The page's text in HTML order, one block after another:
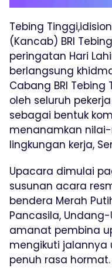
Tebing
(Kancab) BRI
peringatan Hari
berlangsung
Cabang BRI
oleh seluruh
sebagai bentuk
menanamkan
lingkungan kerja,
Upacara dimulai
susunan acara
bendera Merah
Pancasila,
amanat pembina
mengikuti
penuh rasa hormat.